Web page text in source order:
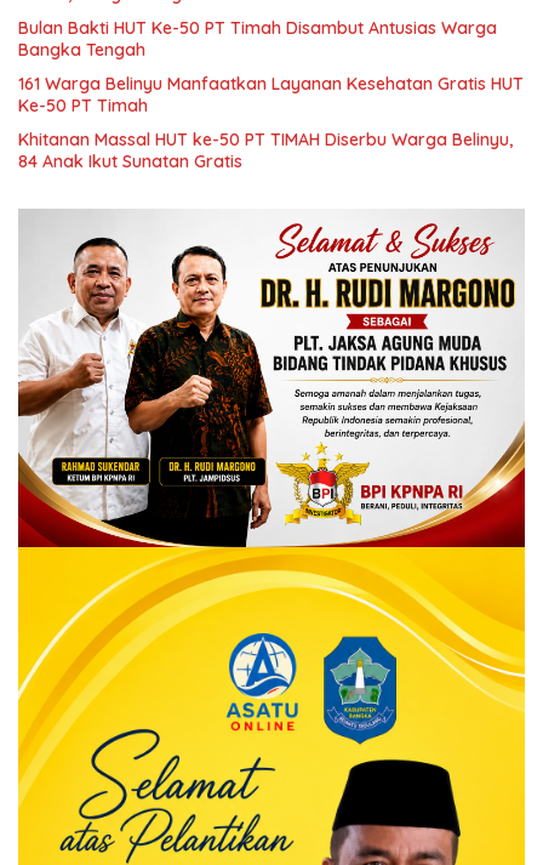
Bulan Bakti HUT Ke-50 PT Timah Disambut Antusias Warga
Bangka Tengah
161 Warga Belinyu Manfaatkan Layanan Kesehatan Gratis HUT
Ke-50 PT Timah
Khitanan Massal HUT ke-50 PT TIMAH Diserbu Warga Belinyu,
84 Anak Ikut Sunatan Gratis